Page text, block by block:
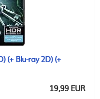
(+ Blu-ray 2D) (+
19,99 EUR